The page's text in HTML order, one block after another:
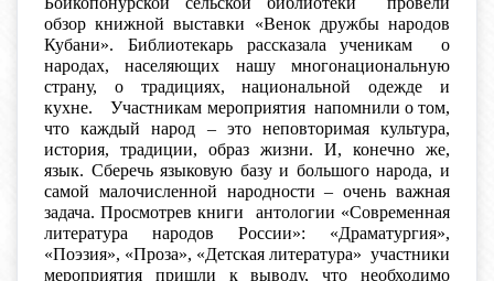
обзор книжной выставки «Венок дружбы народов
Кубани». Библиотекарь рассказала ученикам о
народах, населяющих нашу многонациональную
страну, о традициях, национальной одежде и
кухне. Участникам мероприятия напомнили о том,
что каждый народ – это неповторимая культура,
история, традиции, образ жизни. И, конечно же,
язык. Сберечь языковую базу и большого народа, и
самой малочисленной народности – очень важная
задача. Просмотрев книги антологии «Современная
литература народов России»: «Драматургия»,
«Поэзия», «Проза», «Детская литература» участники
мероприятия пришли к выводу, что необходимо